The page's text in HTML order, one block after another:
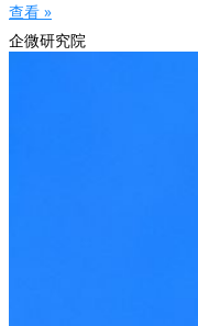
查看 »
企微研究院